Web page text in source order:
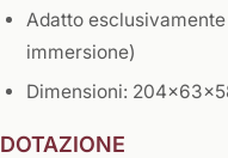
Adatto
immersione)
Dimensioni:
DOTAZIONE